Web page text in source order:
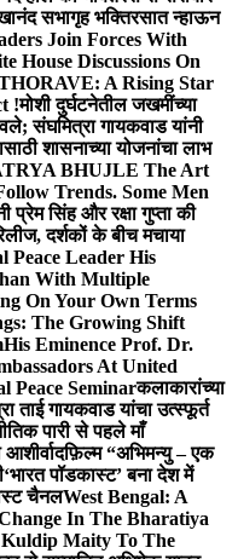
सभागृह भक्तिरसात न्हाऊन
Join Forces With
House Discussions On
A Rising Star
!मोशी दुर्घटनेतील जखमींच्या
संघमित्रा गायकवाड यांनी
शासनाच्या योजनांचा लाभ
BHUJLE The Art
Trends. Some Men
प्रेम सिंह और रक्षा गुप्ता की
दर्शकों के बीच मचाया
Peace Leader His
With Multiple
On Your Own Terms
The Growing Shift
His Eminence Prof. Dr.
At United
Peace Seminarकलाकारांच्या
ताई गायकवाड यांचा उत्स्फूर्त
पारी से पहले माँ
फ़िल्म “अभिमन्यु – एक
‘भारत पॉडकास्ट’ बना देश में
चैनलWest Bengal: A
In The Bharatiya
Maity To The